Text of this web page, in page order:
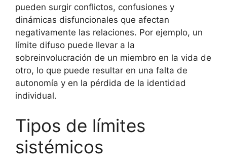
pueden surgir conflictos, confusiones y
dinámicas disfuncionales que afectan
negativamente las relaciones. Por ejemplo, un
límite difuso puede llevar a la
sobreinvolucración de un miembro en la vida de
otro, lo que puede resultar en una falta de
autonomía y en la pérdida de la identidad
individual.
Tipos de límites
sistémicos